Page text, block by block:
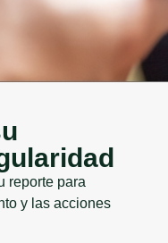
reporte para
y las acciones